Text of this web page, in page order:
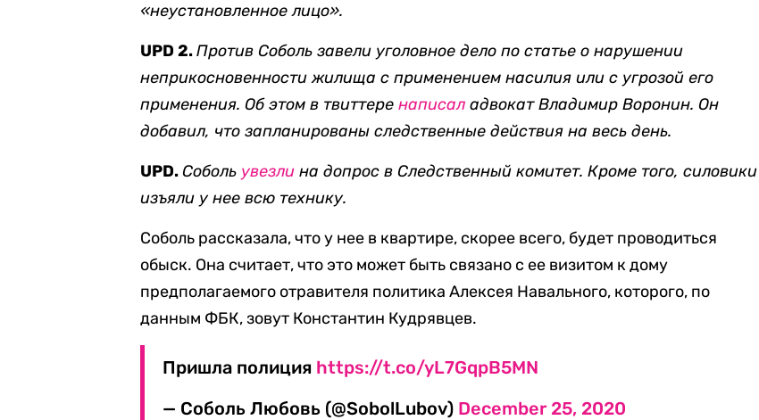
«неустановленное лицо».
UPD 2.Против Соболь завели уголовное дело по статье о нарушении
неприкосновенности жилища с применением насилия или с угрозой его
применения. Об этом в твиттеренаписал адвокат Владимир Воронин. Он
добавил, что запланированы следственные действия на весь день.
UPD. Соболь увезли на допрос в Следственный комитет. Кроме того, силовики
изъяли у нее всю технику.
Соболь рассказала, что у нее в квартире, скорее всего, будет проводиться
обыск. Она считает, что это может быть связано с ее визитом к дому
предполагаемого отравителя политика Алексея Навального, которого, по
данным ФБК, зовут Константин Кудрявцев.
Пришла полиция https://t.co/yL7GqpB5MN
— Соболь Любовь (@SobolLubov) December 25, 2020